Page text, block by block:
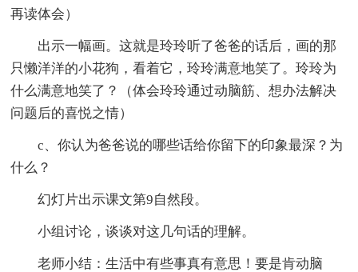
再读体会）
出示一幅画。这就是玲玲听了爸爸的话后，画的那
只懒洋洋的小花狗，看着它，玲玲满意地笑了。玲玲为
什么满意地笑了？（体会玲玲通过动脑筋、想办法解决
问题后的喜悦之情）
c、你认为爸爸说的哪些话给你留下的印象最深？为
什么？
幻灯片出示课文第9自然段。
小组讨论，谈谈对这几句话的理解。
老师小结：生活中有些事真有意思！要是肯动脑